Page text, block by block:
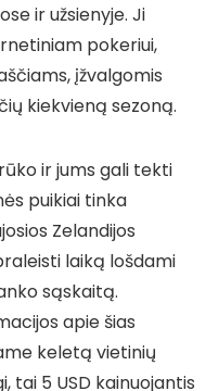
ir užsienyje. Ji
pokeriui,
įžvalgomis
kiekvieną sezoną.
ir jums gali tekti
puikiai tinka
Zelandijos
laiką lošdami
sąskaitą.
apie šias
keletą vietinių
tai 5 USD kainuojantis